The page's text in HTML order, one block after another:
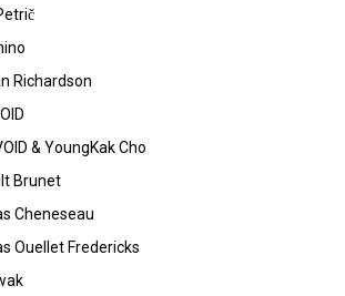
Richardson
& YoungKak Cho
Brunet
Cheneseau
Ouellet Fredericks